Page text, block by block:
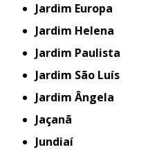
Jardim Europa
Jardim Helena
Jardim Paulista
Jardim São Luís
Jardim Ângela
Jaçanã
Jundiaí